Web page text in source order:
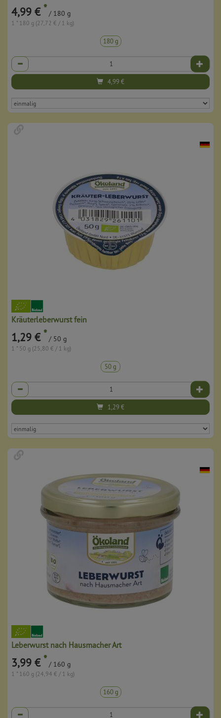
4,99 € * / 180 g
1 * 180 g (27,72 € / 1 kg)
180 g
Anzahl
4,99€
Kräuterleberwurst fein
1,29 € * / 50 g
1 * 50 g (25,80 € / 1 kg)
50 g
Anzahl
1,29€
Leberwurst nach Hausmacher Art
3,99 € * / 160 g
1 * 160 g (24,94 € / 1 kg)
160 g
Anzahl